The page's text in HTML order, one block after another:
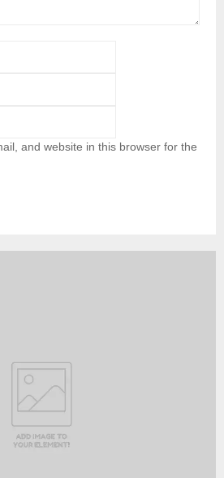
and website in this browser for the